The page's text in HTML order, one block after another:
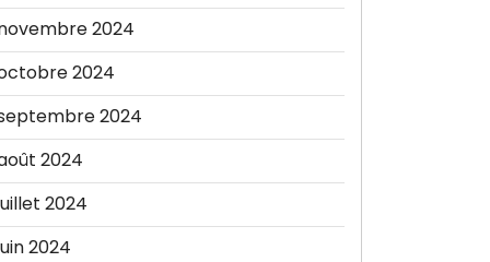
2024
2024
2024
2024
2024
2024